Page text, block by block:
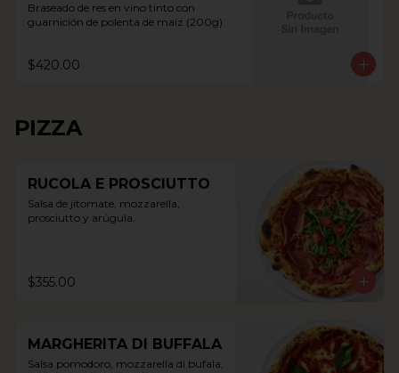
POLENTA
Braseado de res en vino tinto con
guarnición de polenta de maíz (200g)
$420.00
PIZZA
RUCOLA E PROSCIUTTO
Salsa de jitomate, mozzarella,
prosciutto y arúgula.
$355.00
MARGHERITA DI BUFFALA
Salsa pomodoro, mozzarella di bufala,